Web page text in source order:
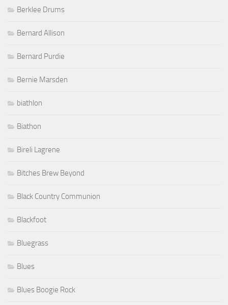
Berklee Drums
Bernard Allison
Bernard Purdie
Bernie Marsden
biathlon
Biathon
Bireli Lagrene
Bitches Brew Beyond
Black Country Communion
Blackfoot
Bluegrass
Blues
Blues Boogie Rock